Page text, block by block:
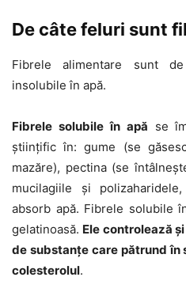
De câte feluri sunt
Fibrele alimentare sunt
insolubile în apă.
Fibrele solubile în apă se
științific în: gume (se
mazăre), pectina (se
mucilagiile și
absorb apă. Fibrele solubile
gelatinoasă. Ele controlează
de substanțe care pătrund în
colesterolul.